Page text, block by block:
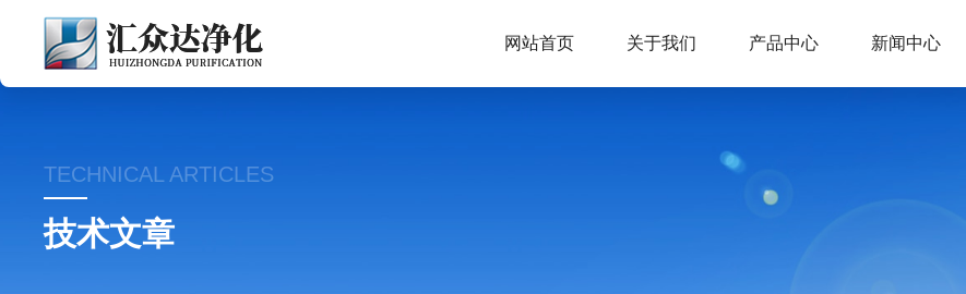
网站首页 关于我们 产品中心 新闻中心
TECHNICAL ARTICLES
技术文章